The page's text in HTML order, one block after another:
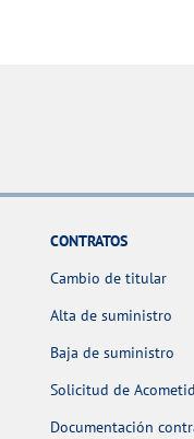
CONTRATOS
Cambio de titular
Alta de suministro
Baja de suministro
Solicitud de
Documentación